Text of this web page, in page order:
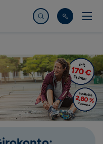
Jetzt suchen